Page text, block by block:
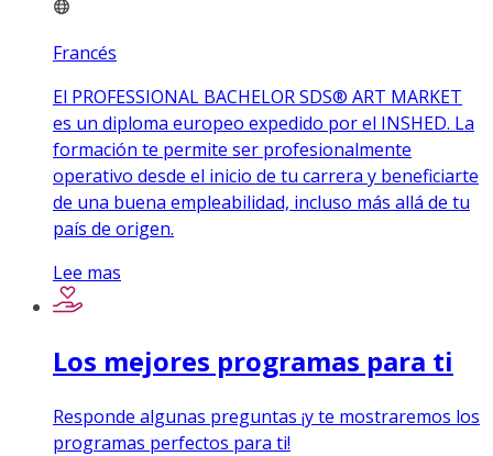
Francés
El PROFESSIONAL BACHELOR SDS® ART MARKET
es un diploma europeo expedido por el INSHED. La
formación te permite ser profesionalmente
operativo desde el inicio de tu carrera y beneficiarte
de una buena empleabilidad, incluso más allá de tu
país de origen.
Lee mas
Los mejores programas para ti
Responde algunas preguntas ¡y te mostraremos los
programas perfectos para ti!